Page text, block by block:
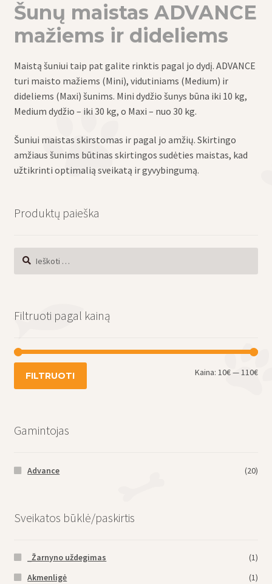
Šunų maistas ADVANCE
mažiems ir dideliems
Maistą šuniui taip pat galite rinktis pagal jo dydį. ADVANCE
turi maisto mažiems (Mini), vidutiniams (Medium) ir
dideliems (Maxi) šunims. Mini dydžio šunys būna iki 10 kg,
Medium dydžio – iki 30 kg, o Maxi – nuo 30 kg.
Šuniui maistas skirstomas ir pagal jo amžių. Skirtingo
amžiaus šunims būtinas skirtingos sudėties maistas, kad
užtikrinti optimalią sveikatą ir gyvybingumą.
Produktų paieška
Ieškoti:
Filtruoti pagal kainą
Min
FILTRUOTI Kaina:10€—110€
Gamintojas
Advance (20)
Sveikatos būklė/paskirtis
_Žarnyno uždegimas
(1)
Akmenligė
(1)